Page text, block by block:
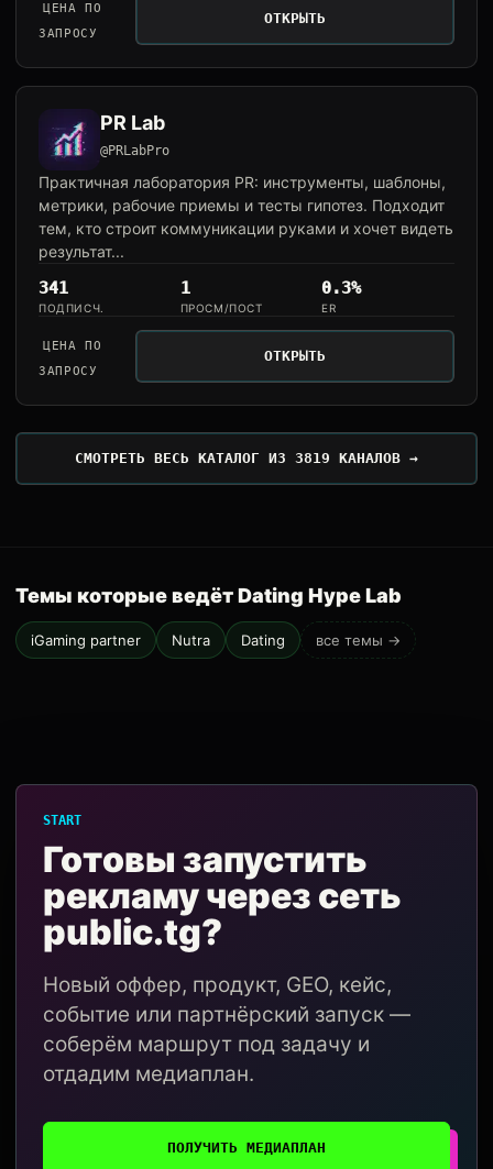
ЦЕНА ПО
ЗАПРОСУ
ОТКРЫТЬ
PR Lab
@PRLabPro
Практичная лаборатория PR: инструменты, шаблоны,
метрики, рабочие приемы и тесты гипотез. Подходит
тем, кто строит коммуникации руками и хочет видеть
результат...
341
ПОДПИСЧ.
1
ПРОСМ/ПОСТ
0.3%
ER
ЦЕНА ПО
ЗАПРОСУ
ОТКРЫТЬ
СМОТРЕТЬ ВЕСЬ КАТАЛОГ ИЗ 3819 КАНАЛОВ →
Темы которые ведёт Dating Hype Lab
iGaming partner Nutra Dating все темы →
START
Готовы запустить
рекламу через сеть
public.tg?
Новый оффер, продукт, GEO, кейс,
событие или партнёрский запуск —
соберём маршрут под задачу и
отдадим медиаплан.
ПОЛУЧИТЬ МЕДИАПЛАН